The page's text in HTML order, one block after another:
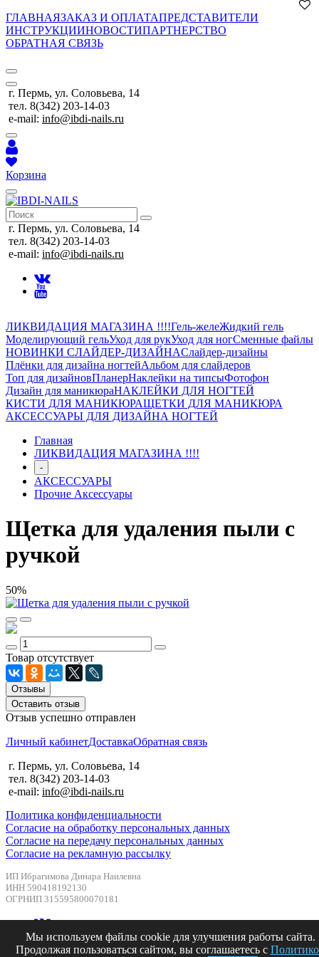
ГЛАВНАЯЗАКАЗ И ОПЛАТАПРЕДСТАВИТЕЛИ
ИНСТРУКЦИИНОВОСТИПАРТНЕРСТВО
ОБРАТНАЯ СВЯЗЬ
г. Пермь, ул. Соловьева, 14
тел. 8(342) 203-14-03
e-mail: info@ibdi-nails.ru
Корзина
г. Пермь, ул. Соловьева, 14
тел. 8(342) 203-14-03
e-mail: info@ibdi-nails.ru
ЛИКВИДАЦИЯ МАГАЗИНА !!!!Гель-желеЖидкий гель
Моделирующий гельУход для рукУход для ногСменные файлы
НОВИНКИ СЛАЙДЕР-ДИЗАЙНАСлайдер-дизайны
Плёнки для дизайна ногтейАльбом для слайдеров
Топ для дизайновПланерНаклейки на типсыФотофон
Дизайн для маникюраНАКЛЕЙКИ ДЛЯ НОГТЕЙ
КИСТИ ДЛЯ МАНИКЮРАЩЕТКИ ДЛЯ МАНИКЮРА
АКСЕССУАРЫ ДЛЯ ДИЗАЙНА НОГТЕЙ
Главная
ЛИКВИДАЦИЯ МАГАЗИНА !!!!
-
АКСЕССУАРЫ
Прочие Аксессуары
Щетка для удаления пыли с
ручкой
50%
Товар отсутствует
Отзывы
Оставить отзыв
Отзыв успешно отправлен
Личный кабинетДоставкаОбратная связь
г. Пермь, ул. Соловьева, 14
тел. 8(342) 203-14-03
e-mail: info@ibdi-nails.ru
Политика конфиденциальности
Согласие на обработку персональных данных
Согласие на передачу персональных данных
Согласие на рекламную рассылку
ИП Ибрагимова Динара Наилевна
ИНН 590418192130
ОГРНИП 315595800070181
Мы используем файлы cookie для улучшения работы сайта.
Продолжая пользоваться сайтом, вы соглашаетесь с